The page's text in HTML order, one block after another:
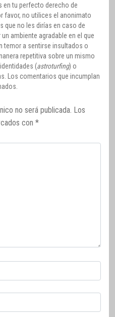
en tu perfecto derecho de
favor, no utilices el anonimato
que no les dirías en caso de
ambiente agradable en el que
temor a sentirse insultados o
repetitiva sobre un mismo
(astroturfing) o
Los comentarios que incumplan
no será publicada. Los
con *